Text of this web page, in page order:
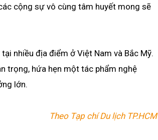
cộng sự vô cùng tâm huyết mong sẽ
nhiều địa điểm ở Việt Nam và Bắc Mỹ.
trọng, hứa hẹn một tác phẩm nghệ
lớn.
Theo Tạp chí Du lịch TP.HCM